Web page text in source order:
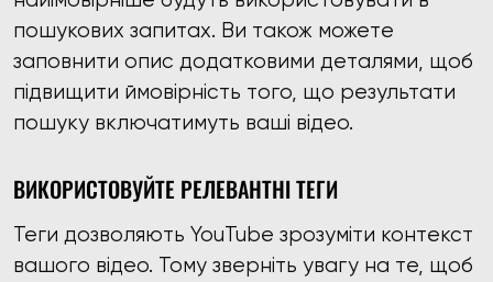
пошукових запитах. Ви також можете
заповнити опис додатковими деталями, щоб
підвищити ймовірність того, що результати
пошуку включатимуть ваші відео.
ВИКОРИСТОВУЙТЕ РЕЛЕВАНТНІ ТЕГИ
Теги дозволяють YouTube зрозуміти контекст
вашого відео. Тому зверніть увагу на те, щоб